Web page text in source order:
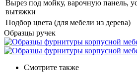
Вырез под мойку, варочную панель,
вытяжки
Подбор цвета (для мебели из дерева)
Образцы ручек
Смотрите также